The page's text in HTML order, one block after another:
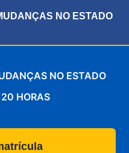
NO ESTADO
NO ESTADO
HORAS